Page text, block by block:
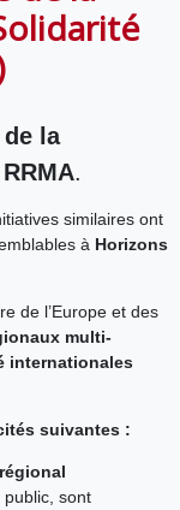
la
.
similaires ont
à Horizons
de l’Europe et des
multi-
internationales
suivantes :
sont